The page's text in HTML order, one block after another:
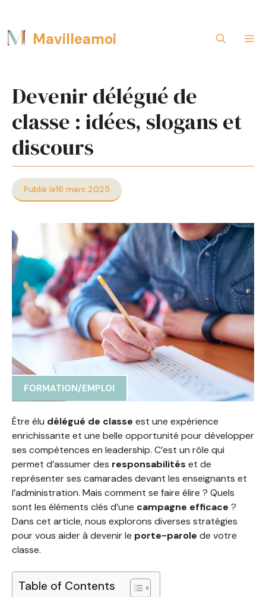
au
Mavilleamoi
Devenir délégué de
classe : idées, slogans et
discours
Publié le16 mars 2025
FORMATION/EMPLOI
Être élu délégué de classe est une expérience
enrichissante et une belle opportunité pour développer
ses compétences en leadership. C’est un rôle qui
permet d’assumer des responsabilités et de
représenter ses camarades devant les enseignants et
l’administration. Mais comment se faire élire ? Quels
sont les éléments clés d’une campagne efficace ?
Dans cet article, nous explorons diverses stratégies
pour vous aider à devenir le porte-parole de votre
classe.
Table of Contents